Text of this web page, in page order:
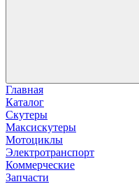
Главная
Каталог
Скутеры
Максискутеры
Мотоциклы
Электротранспорт
Коммерческие
Запчасти